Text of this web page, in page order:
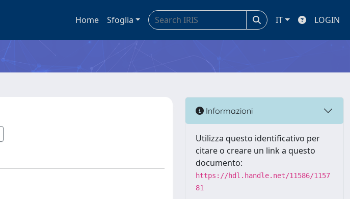
Home Sfoglia IT LOGIN
Informazioni
Utilizza questo identificativo per
citare o creare un link a questo
documento:
https://hdl.handle.net/11586/1157
81